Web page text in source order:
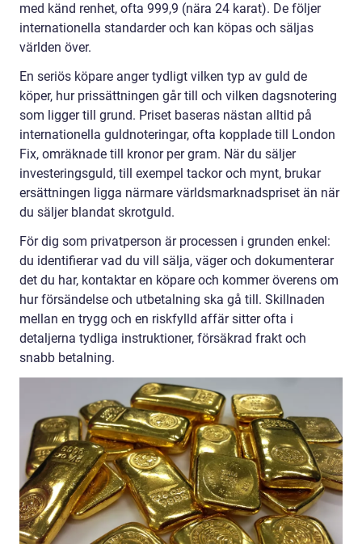
med känd renhet, ofta 999,9 (nära 24 karat). De följer
internationella standarder och kan köpas och säljas
världen över.
En seriös köpare anger tydligt vilken typ av guld de
köper, hur prissättningen går till och vilken dagsnotering
som ligger till grund. Priset baseras nästan alltid på
internationella guldnoteringar, ofta kopplade till London
Fix, omräknade till kronor per gram. När du säljer
investeringsguld, till exempel tackor och mynt, brukar
ersättningen ligga närmare världsmarknadspriset än när
du säljer blandat skrotguld.
För dig som privatperson är processen i grunden enkel:
du identifierar vad du vill sälja, väger och dokumenterar
det du har, kontaktar en köpare och kommer överens om
hur försändelse och utbetalning ska gå till. Skillnaden
mellan en trygg och en riskfylld affär sitter ofta i
detaljerna tydliga instruktioner, försäkrad frakt och
snabb betalning.